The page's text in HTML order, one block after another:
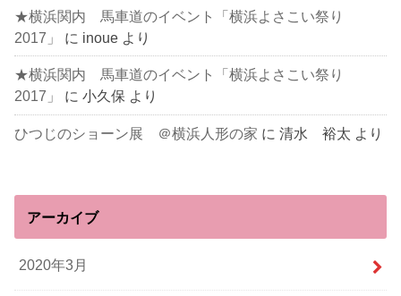
★横浜関内 馬車道のイベント「横浜よさこい祭り
2017」
に inoue より
★横浜関内 馬車道のイベント「横浜よさこい祭り
2017」
に小久保 より
ひつじのショーン展 ＠横浜人形の家 に清水 裕太 より
アーカイブ
2020年3月